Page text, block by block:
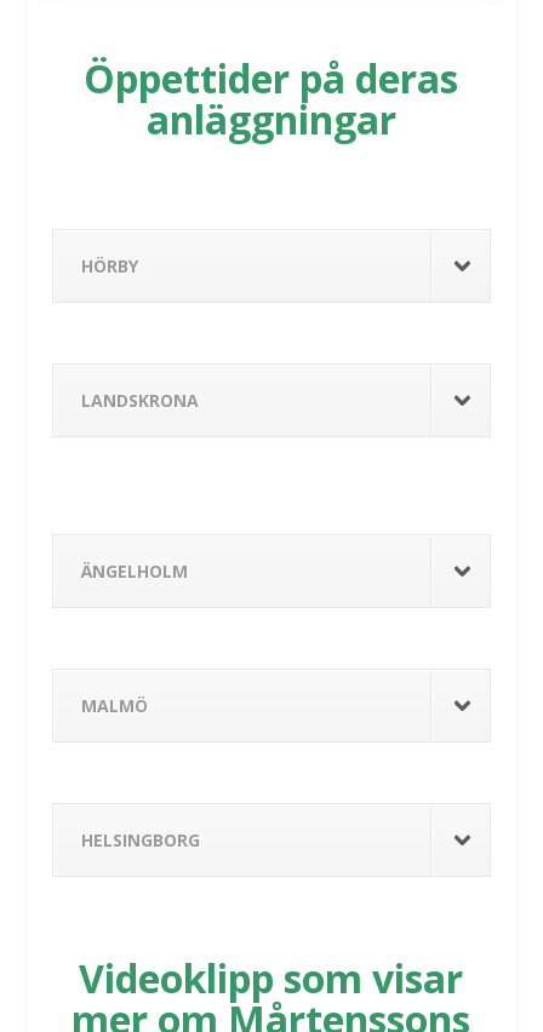
Öppettider på deras
anläggningar
HÖRBY
LANDSKRONA
ÄNGELHOLM
MALMÖ
HELSINGBORG
Videoklipp som visar
mer om Mårtenssons